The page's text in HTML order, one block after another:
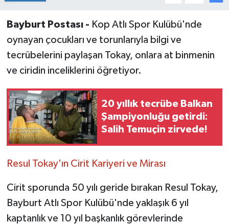
Bayburt Postası - Kop Atlı Spor Kulübü'nde
oynayan çocukları ve torunlarıyla bilgi ve
tecrübelerini paylaşan Tokay, onlara at binmenin
ve ciridin inceliklerini öğretiyor.
20 yıllık tecrübe Balkan
Şampiyonluğu getirdi:
Salih Temuçin zirvede!
Resul Tokay'ın Cirit Kariyeri ve Mirası
Cirit sporunda 50 yılı geride bırakan Resul Tokay,
Bayburt Atlı Spor Kulübü'nde yaklaşık 6 yıl
kaptanlık ve 10 yıl başkanlık görevlerinde